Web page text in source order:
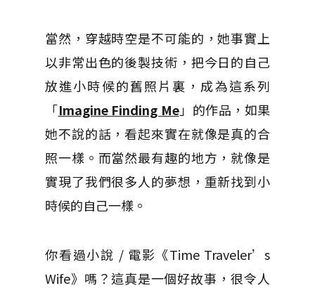
當然，穿越時空是不可能的，她事實上
以非常出色的後製技術，把今日的自己
放進小時候的舊照片裏，成為這系列
「Imagine Finding Me」的作品，如果
她不說的話，看起來實在就像是真的合
照一樣。而當然最有趣的地方，就像是
實現了我們很多人的夢想，重新找到小
時候的自己一樣。
你看過小說 / 電影《Time Traveler’s
Wife》嗎？這真是一個好故事，很令人